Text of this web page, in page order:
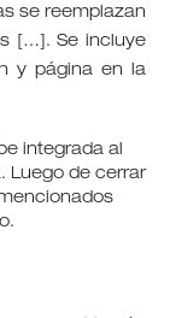
se reemplazan
[…]. Se incluye
y página en la
integrada al
Luego de cerrar